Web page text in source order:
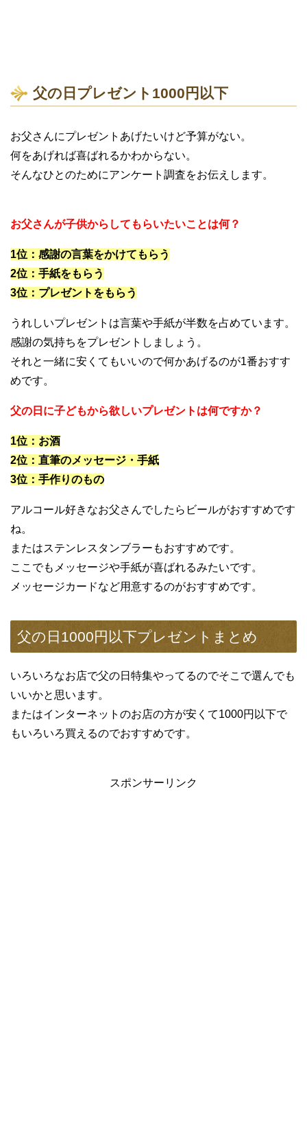
父の日プレゼント1000円以下
お父さんにプレゼントあげたいけど予算がない。
何をあげれば喜ばれるかわからない。
そんなひとのためにアンケート調査をお伝えします。
お父さんが子供からしてもらいたいことは何？
1位：感謝の言葉をかけてもらう
2位：手紙をもらう
3位：プレゼントをもらう
うれしいプレゼントは言葉や手紙が半数を占めています。
感謝の気持ちをプレゼントしましょう。
それと一緒に安くてもいいので何かあげるのが1番おすす
めです。
父の日に子どもから欲しいプレゼントは何ですか？
1位：お酒
2位：直筆のメッセージ・手紙
3位：手作りのもの
アルコール好きなお父さんでしたらビールがおすすめです
ね。
またはステンレスタンブラーもおすすめです。
ここでもメッセージや手紙が喜ばれるみたいです。
メッセージカードなど用意するのがおすすめです。
父の日1000円以下プレゼントまとめ
いろいろなお店で父の日特集やってるのでそこで選んでも
いいかと思います。
またはインターネットのお店の方が安くて1000円以下で
もいろいろ買えるのでおすすめです。
スポンサーリンク